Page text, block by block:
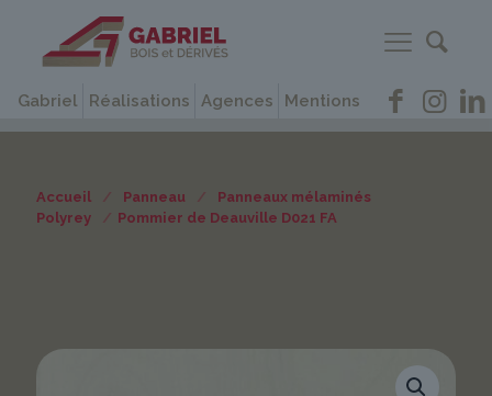
Gabriel Réalisations Agences Mentions
Accueil / Panneau /
Panneaux mélaminés
Polyrey
/ Pommier de Deauville D021 FA